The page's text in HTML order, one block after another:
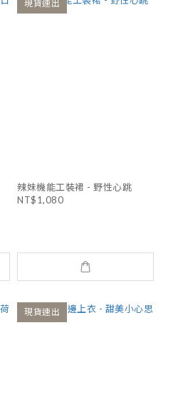
現貨速出
辣妹機能工裝裙 - 野性心跳
NT$1,080
現貨速出